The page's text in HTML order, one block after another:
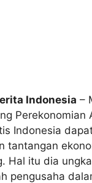
Indonesia –
Perekonomian
Indonesia
tantangan
Hal itu dia
pengusaha